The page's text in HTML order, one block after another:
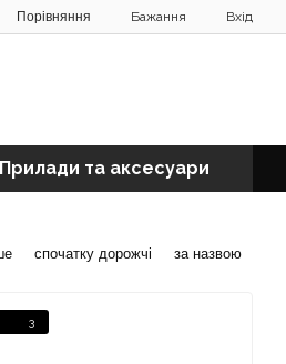
Порівняння Бажання Вхід
Прилади та аксесуари
спочатку дорожчі за назвою
3